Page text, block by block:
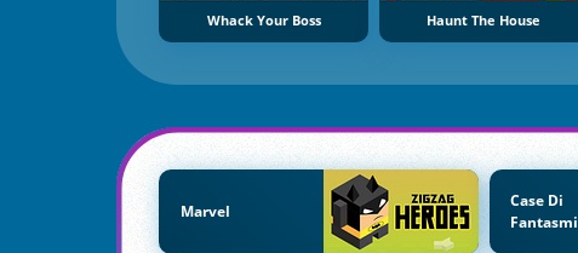
Whack Your Boss Haunt The House
Marvel
Case Di
Fantasmi